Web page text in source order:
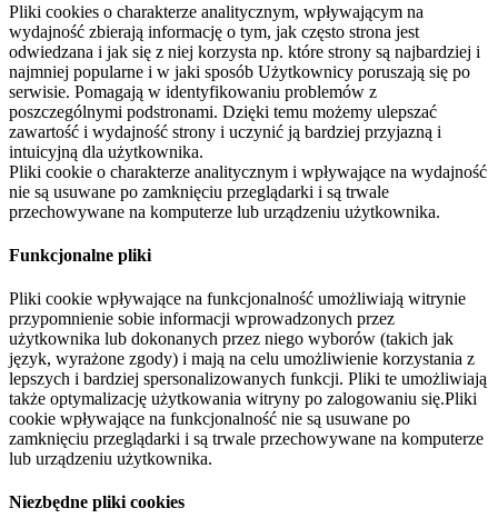
Pliki cookies o charakterze analitycznym, wpływającym na
wydajność zbierają informację o tym, jak często strona jest
odwiedzana i jak się z niej korzysta np. które strony są najbardziej i
najmniej popularne i w jaki sposób Użytkownicy poruszają się po
serwisie. Pomagają w identyfikowaniu problemów z
poszczególnymi podstronami. Dzięki temu możemy ulepszać
zawartość i wydajność strony i uczynić ją bardziej przyjazną i
intuicyjną dla użytkownika.
Pliki cookie o charakterze analitycznym i wpływające na wydajność
nie są usuwane po zamknięciu przeglądarki i są trwale
przechowywane na komputerze lub urządzeniu użytkownika.
Funkcjonalne pliki
Pliki cookie wpływające na funkcjonalność umożliwiają witrynie
przypomnienie sobie informacji wprowadzonych przez
użytkownika lub dokonanych przez niego wyborów (takich jak
język, wyrażone zgody) i mają na celu umożliwienie korzystania z
lepszych i bardziej spersonalizowanych funkcji. Pliki te umożliwiają
także optymalizację użytkowania witryny po zalogowaniu się.Pliki
cookie wpływające na funkcjonalność nie są usuwane po
zamknięciu przeglądarki i są trwale przechowywane na komputerze
lub urządzeniu użytkownika.
Niezbędne pliki cookies